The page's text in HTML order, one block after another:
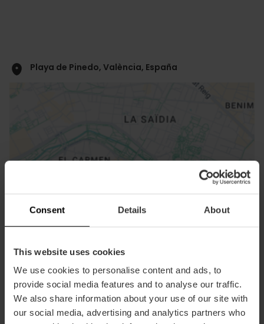
Consent Details About
This website uses cookies
We use cookies to personalise content and ads, to
provide social media features and to analyse our traffic.
We also share information about your use of our site with
our social media, advertising and analytics partners who
Playa de Pinedo, València, España
Activar mapa